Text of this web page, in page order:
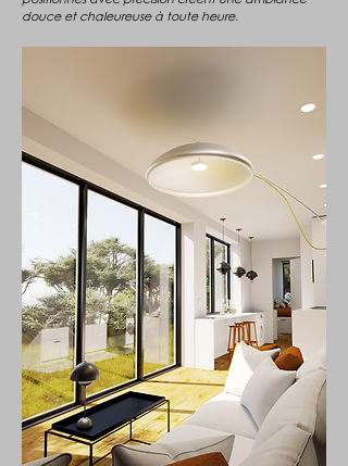
douce et chaleureuse à toute heure.